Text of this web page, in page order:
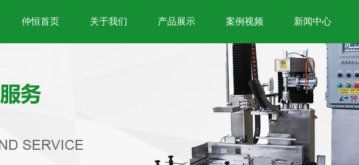
仲恒首页 关于我们 产品展示 案例视频 新闻中心